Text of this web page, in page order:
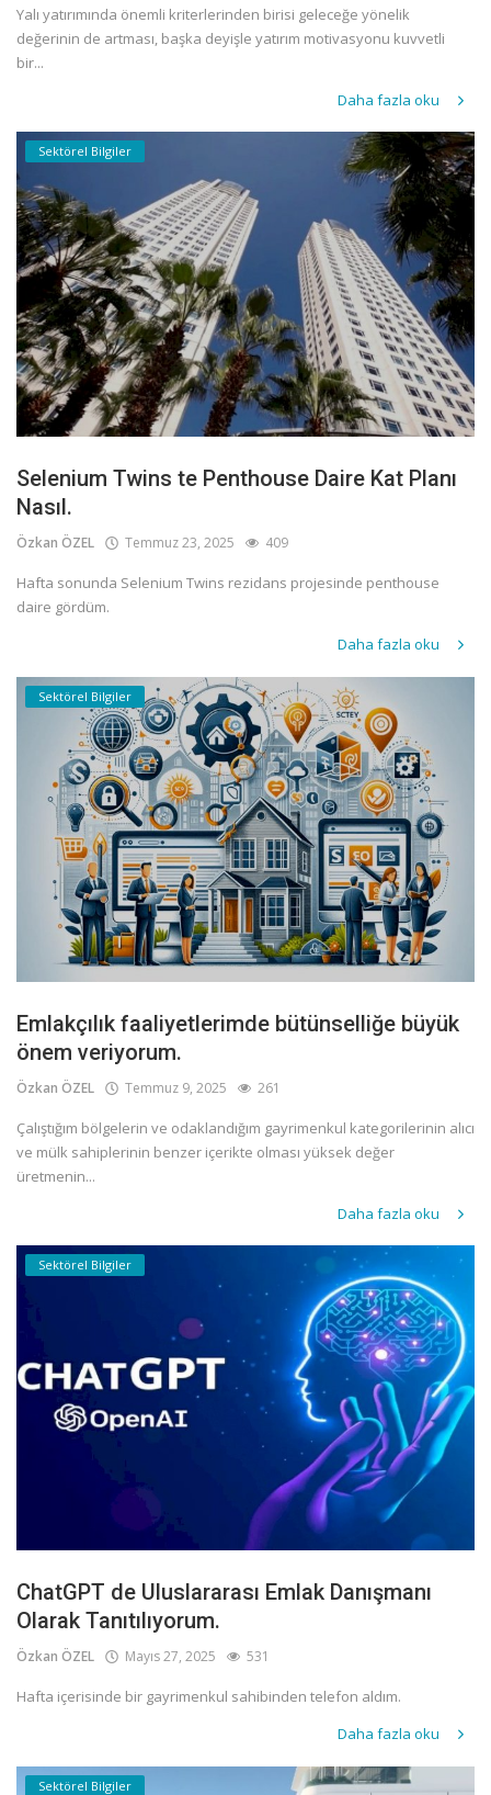
Yalı yatırımında önemli kriterlerinden birisi geleceğe yönelik
değerinin de artması, başka deyişle yatırım motivasyonu kuvvetli
bir...
Daha fazla oku
Sektörel Bilgiler
Selenium Twins te Penthouse Daire Kat Planı
Nasıl.
Özkan ÖZEL Temmuz 23, 2025 409
Hafta sonunda Selenium Twins rezidans projesinde penthouse
daire gördüm.
Daha fazla oku
Sektörel Bilgiler
Emlakçılık faaliyetlerimde bütünselliğe büyük
önem veriyorum.
Özkan ÖZEL Temmuz 9, 2025 261
Çalıştığım bölgelerin ve odaklandığım gayrimenkul kategorilerinin alıcı
ve mülk sahiplerinin benzer içerikte olması yüksek değer
üretmenin...
Daha fazla oku
Sektörel Bilgiler
ChatGPT de Uluslararası Emlak Danışmanı
Olarak Tanıtılıyorum.
Özkan ÖZEL Mayıs 27, 2025 531
Hafta içerisinde bir gayrimenkul sahibinden telefon aldım.
Daha fazla oku
Sektörel Bilgiler